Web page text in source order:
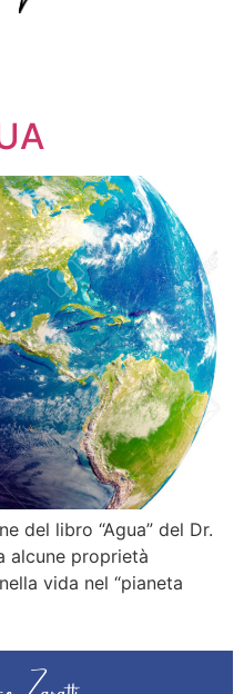
del libro “Agua” del Dr.
alcune proprietà
vida nel “pianeta